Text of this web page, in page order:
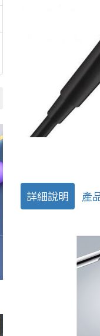
詳細說明 產